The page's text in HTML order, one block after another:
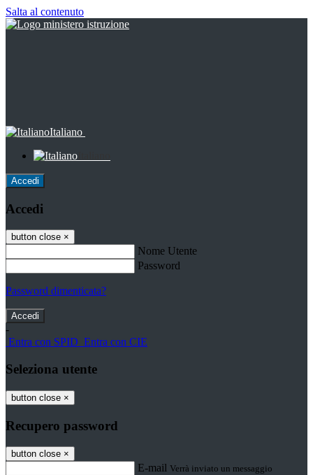
Salta al contenuto
Italiano
Accedi
Accedi
button close ×
Nome Utente
Password
Password dimenticata?
-
Entra con SPID Entra con CIE
Seleziona utente
button close ×
Recupero password
button close ×
E-mail Verrà inviato un messaggio